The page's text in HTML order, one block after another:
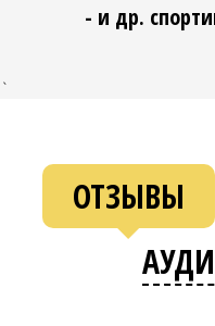
- и др.
`
ОТЗЫВЫ